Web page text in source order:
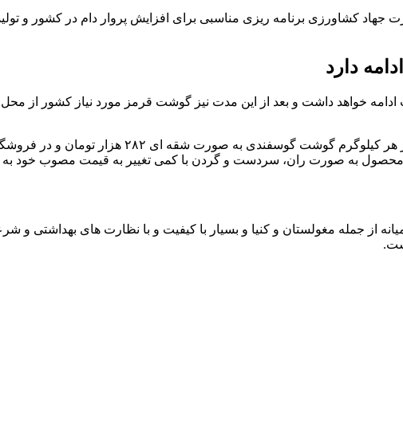
جهاد کشاورزی برنامه ریزی مناسبی برای افزایش پروار دام در کشور و
شود واردات ادامه خواهد داشت و بعد از این مدت نیز گوشت قرمز مورد نیاز کشور
پیمان پاک با اشاره به قیمت مصوب گوشت های تنظیم بازاری گفت: در میادین میوه
از جمله مغولستان و کنیا و بسیار با کیفیت و با نظارت های بهداشتی و